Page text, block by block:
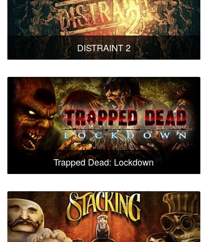
DISTRAINT 2
Trapped Dead: Lockdown